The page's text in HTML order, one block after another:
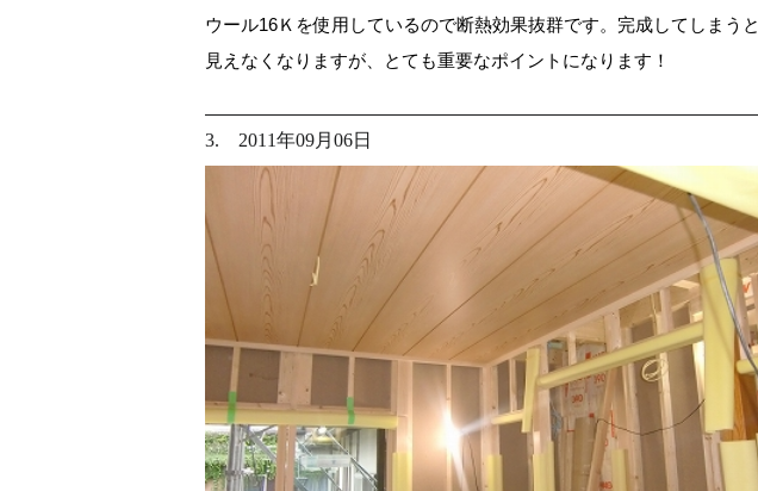
ウール16Ｋを使用しているので断熱効果抜群です。完成してしまうと
見えなくなりますが、とても重要なポイントになります！
3. 2011年09月06日